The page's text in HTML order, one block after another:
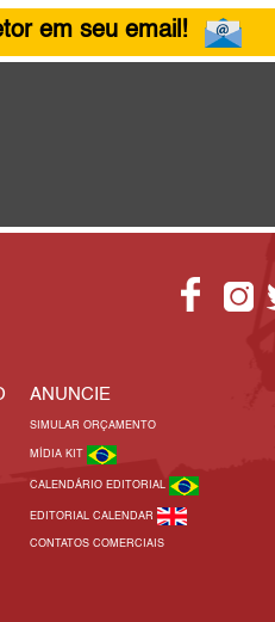
em seu email!
ANUNCIE
SIMULAR ORÇAMENTO
MÍDIA KIT
CALENDÁRIO EDITORIAL
EDITORIAL CALENDAR
CONTATOS COMERCIAIS